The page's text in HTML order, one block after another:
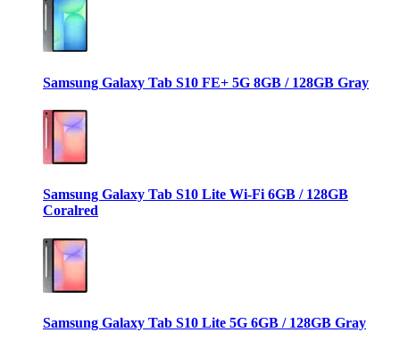
Samsung Galaxy Tab S10 FE+ 5G 8GB / 128GB Gray
Samsung Galaxy Tab S10 Lite Wi-Fi 6GB / 128GB
Coralred
Samsung Galaxy Tab S10 Lite 5G 6GB / 128GB Gray